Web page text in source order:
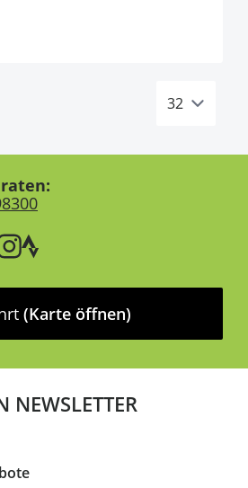
den Warenkorb
(Karte öffnen)
NEWSLETTER